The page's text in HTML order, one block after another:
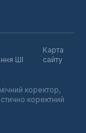
ШІ
Карта
сайту
коректор,
коректний